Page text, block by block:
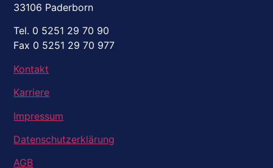
33106 Paderborn
Tel. 0 5251 29 70 90
Fax 0 5251 29 70 977
Kontakt
Karriere
Impressum
Datenschutzerklärung
AGB